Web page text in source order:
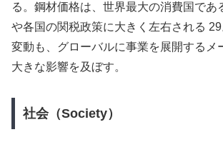
る。鋼材価格は、世界最大の消費国であ
や各国の関税政策に大きく左右される
変動も、グローバルに事業を展開するメ
大きな影響を及ぼす。
社会（Society）